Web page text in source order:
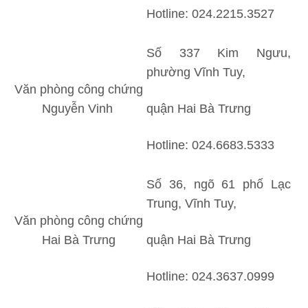
Hotline: 024.2215.3527
Văn phòng công chứng
Nguyễn Vinh
Số 337 Kim Ngưu,
phường Vĩnh Tuy,
quận Hai Bà Trưng
Hotline: 024.6683.5333
Văn phòng công chứng
Hai Bà Trưng
Số 36, ngõ 61 phố Lạc
Trung, Vĩnh Tuy,
quận Hai Bà Trưng
Hotline: 024.3637.0999